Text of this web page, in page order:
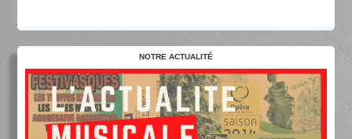
NOTRE ACTUALITÉ